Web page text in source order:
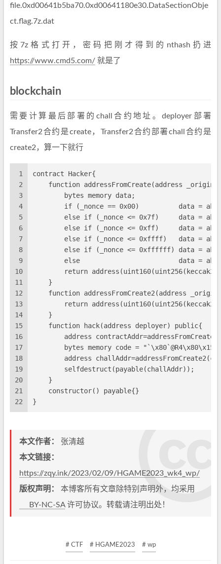
file.0xd00641b5ba70.0xd00641180e30.DataSectionObje
ct.flag.7z.dat
按7z格式打开，密码把刚才得到的nthash扔进
https://www.cmd5.com/ 就是了
blockchain
需要计算最后部署的chall合约地址。deployer部署
Transfer2合约是create，Transfer2合约部署chall合约是
create2，算一下就行
1
2
3
4
5
6
7
8
9
10
11
12
13
14
15
16
17
18
19
20
21
22
contract Hacker{
function addressFromCreate(address
        bytes memory data;
if (_nonce == 0x00)          data =
else if (_nonce <= 0x7f)     data =
else if (_nonce <= 0xff)     data =
else if (_nonce <= 0xffff)   data =
else if (_nonce <= 0xffffff) data =
else                         data =
return
    }
function addressFromCreate2(address
return
    }
    function hack(address deployer) public{
address
bytes memory code =
address
        selfdestruct(payable(challAddr));
    }
    constructor() payable{}
}
本文作者： 张清越
本文链接：
https://zqy.ink/2023/02/09/HGAME2023_wk4_wp/
版权声明： 本博客所有文章除特别声明外，均采用
BY-NC-SA许可协议。转载请注明出处！
# CTF # HGAME2023 # wp